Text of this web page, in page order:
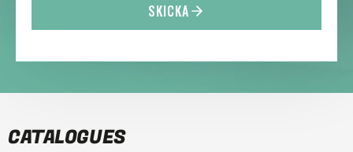
SKICKA
CATALOGUES